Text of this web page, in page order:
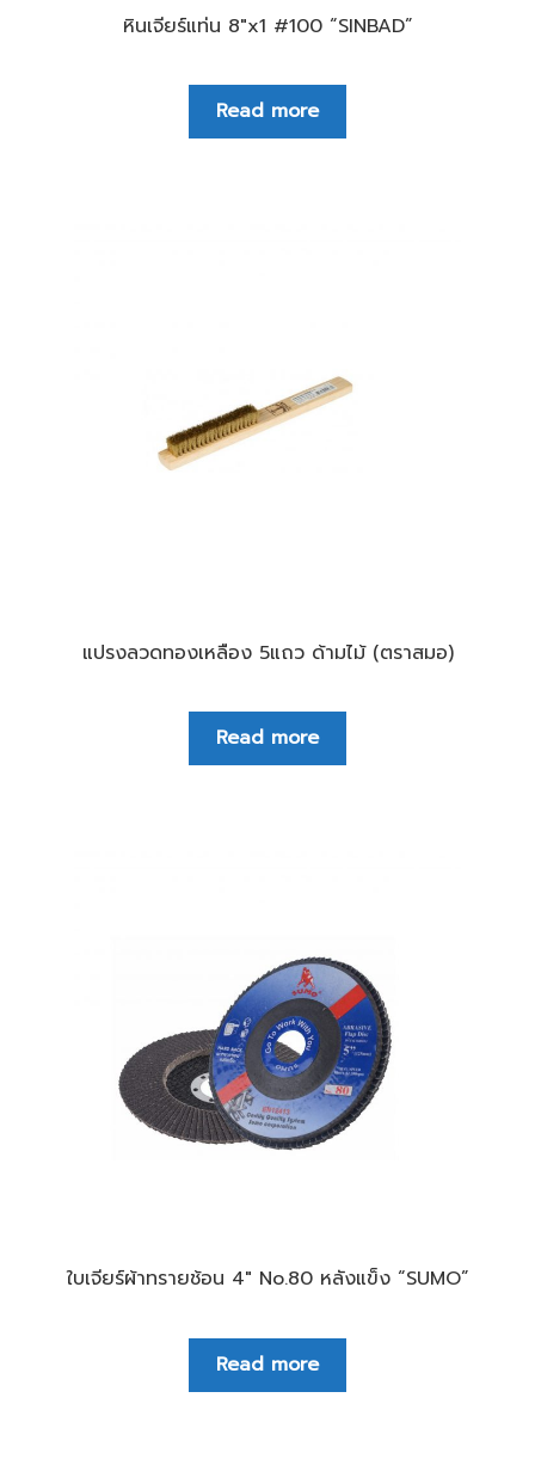
หินเจียร์แท่น 8″x1 #100 “SINBAD”
Read more
แปรงลวดทองเหลือง 5แถว ด้ามไม้ (ตราสมอ)
Read more
ใบเจียร์ผ้าทรายช้อน 4″ No.80 หลังแข็ง “SUMO”
Read more